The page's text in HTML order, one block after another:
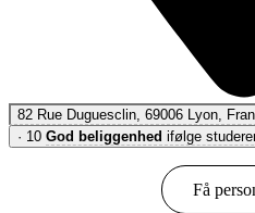
82 Rue Duguesclin, 69006 Lyon,
· 10 God beliggenhed ifølge
Få